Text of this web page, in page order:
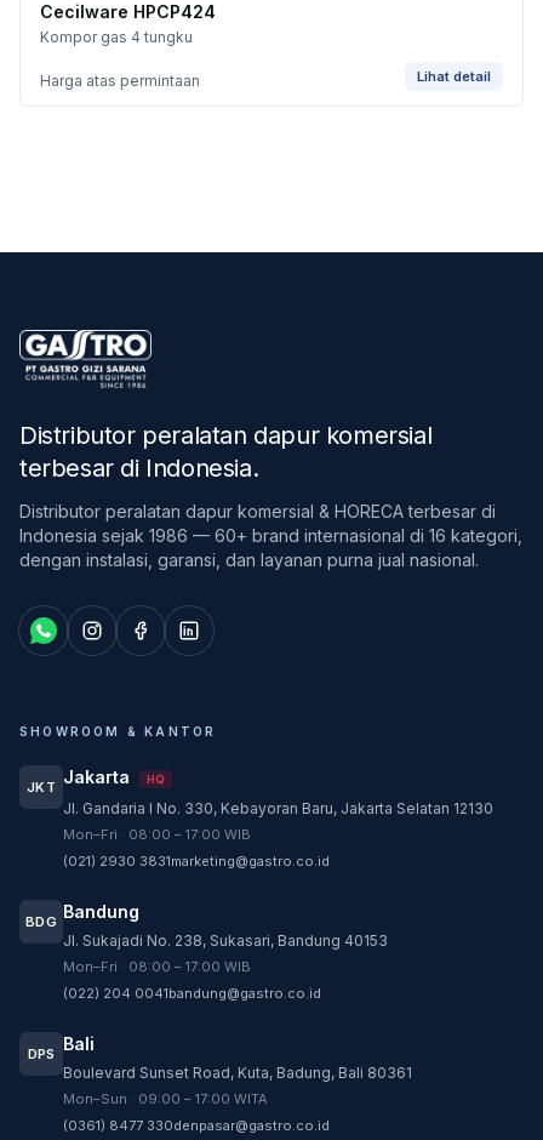
Cecilware HPCP424
Kompor gas 4 tungku
Harga atas permintaan Lihat detail
Distributor peralatan dapur komersial
terbesar di Indonesia.
Distributor peralatan dapur komersial & HORECA terbesar di
Indonesia sejak 1986 — 60+ brand internasional di 16 kategori,
dengan instalasi, garansi, dan layanan purna jual nasional.
SHOWROOM & KANTOR
JKT Jakarta HQ
Jl. Gandaria I No. 330, Kebayoran Baru, Jakarta Selatan 12130
Mon–Fri · 08:00 – 17:00 WIB
(021) 2930 3831marketing@gastro.co.id
BDG Bandung
Jl. Sukajadi No. 238, Sukasari, Bandung 40153
Mon–Fri · 08:00 – 17:00 WIB
(022) 204 0041bandung@gastro.co.id
DPS Bali
Boulevard Sunset Road, Kuta, Badung, Bali 80361
Mon–Sun · 09:00 – 17:00 WITA
(0361) 8477 330denpasar@gastro.co.id
Customer Service
sesuai kebutuhan Anda.
Tim biasanya membalas dalam beberapa menit.
CS - Tanya Produk Gastro
CS - Sparepart Gastro
Konsultasi dan pembelian sparepart